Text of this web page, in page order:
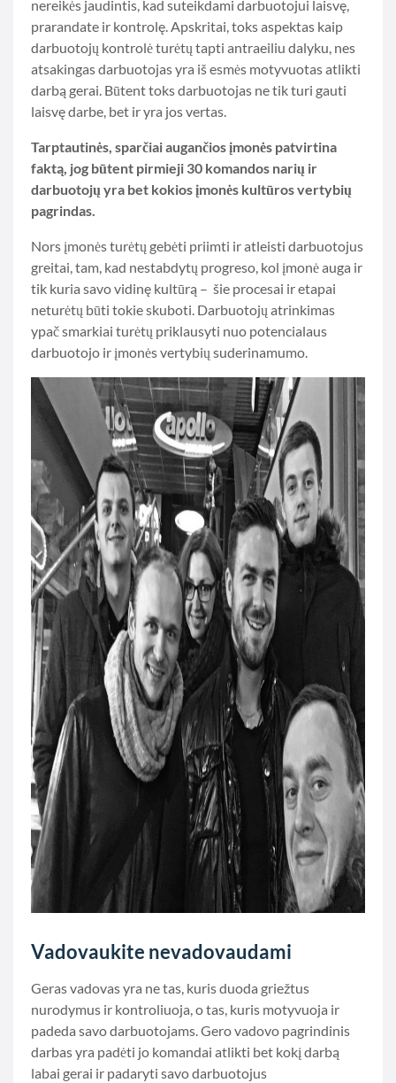
nereikės jaudintis, kad suteikdami darbuotojui laisvę,
prarandate ir kontrolę. Apskritai, toks aspektas kaip
darbuotojų kontrolė turėtų tapti antraeiliu dalyku, nes
atsakingas darbuotojas yra iš esmės motyvuotas atlikti
darbą gerai. Būtent toks darbuotojas ne tik turi gauti
laisvę darbe, bet ir yra jos vertas.
Tarptautinės, sparčiai augančios įmonės patvirtina
faktą, jog būtent pirmieji 30 komandos narių ir
darbuotojų yra bet kokios įmonės kultūros vertybių
pagrindas.
Nors įmonės turėtų gebėti priimti ir atleisti darbuotojus
greitai, tam, kad nestabdytų progreso, kol įmonė auga ir
tik kuria savo vidinę kultūrą – šie procesai ir etapai
neturėtų būti tokie skuboti. Darbuotojų atrinkimas
ypač smarkiai turėtų priklausyti nuo potencialaus
darbuotojo ir įmonės vertybių suderinamumo.
Vadovaukite nevadovaudami
Geras vadovas yra ne tas, kuris duoda griežtus
nurodymus ir kontroliuoja, o tas, kuris motyvuoja ir
padeda savo darbuotojams. Gero vadovo pagrindinis
darbas yra padėti jo komandai atlikti bet kokį darbą
labai gerai ir padaryti savo darbuotojus